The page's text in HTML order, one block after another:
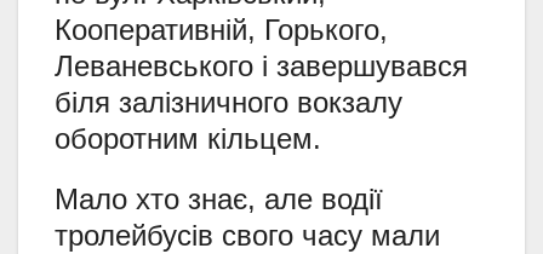
Кооперативній, Горького,
Леваневського і завершувався
біля залізничного вокзалу
оборотним кільцем.
Мало хто знає, але водії
тролейбусів свого часу мали